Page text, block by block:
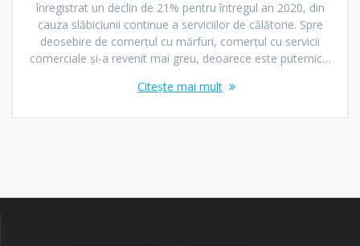
înregistrat un declin de 21% pentru întregul an 2020, din
cauza slăbiciunii continue a serviciilor de călătorie. Spre
deosebire de comerțul cu mărfuri, comerțul cu servicii
comerciale și-a revenit mai greu, deoarece este puternic…
Citește mai mult